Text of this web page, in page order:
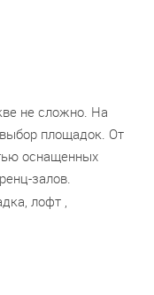
не сложно. На
площадок. От
оснащенных
залов.
лофт ,